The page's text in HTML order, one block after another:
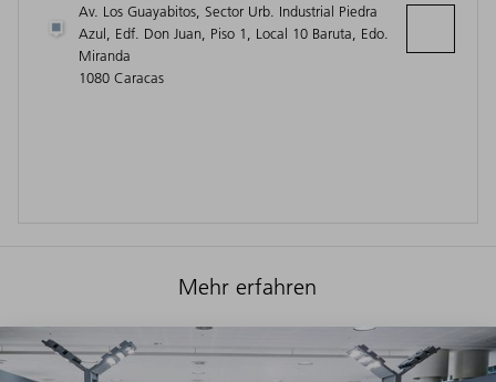
Av. Los Guayabitos, Sector Urb. Industrial Piedra
Azul, Edf. Don Juan, Piso 1, Local 10 Baruta, Edo.
Miranda
1080 Caracas
Mehr erfahren